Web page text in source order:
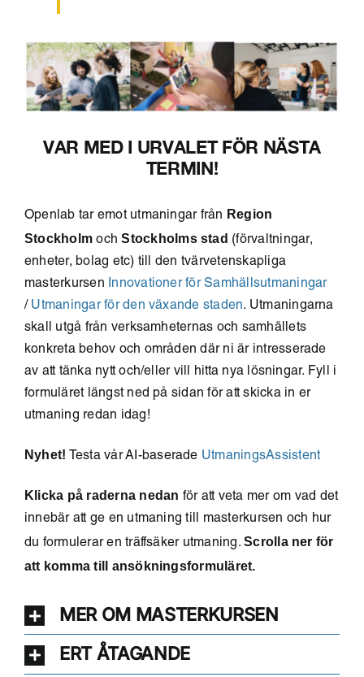
VAR MED I URVALET FÖR NÄSTA
TERMIN!
Openlab tar emot utmaningar från Region
Stockholm ochStockholms stad (förvaltningar,
enheter, bolag etc) till den tvärvetenskapliga
masterkursen Innovationer för Samhällsutmaningar
/ Utmaningar för den växande staden. Utmaningarna
skall utgå från verksamheternas och samhällets
konkreta behov och områden där ni är intresserade
av att tänka nytt och/eller vill hitta nya lösningar. Fyll i
formuläret längst ned på sidan för att skicka in er
utmaning redan idag!
Nyhet! Testa vår AI-baserade UtmaningsAssistent
Klicka på raderna nedan för att veta mer om vad det
innebär att ge en utmaning till masterkursen och hur
du formulerar en träffsäker utmaning.Scrolla ner för
att komma till ansökningsformuläret.
MER OM MASTERKURSEN
ERT ÅTAGANDE